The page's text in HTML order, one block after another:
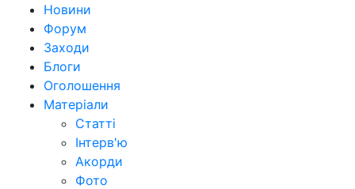
Новини
Форум
Заходи
Блоги
Оголошення
Матеріали
Статті
Інтерв'ю
Акорди
Фото